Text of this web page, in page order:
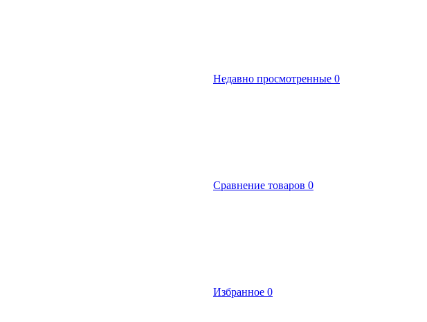
Недавно просмотренные 0
Сравнение товаров 0
Избранное 0